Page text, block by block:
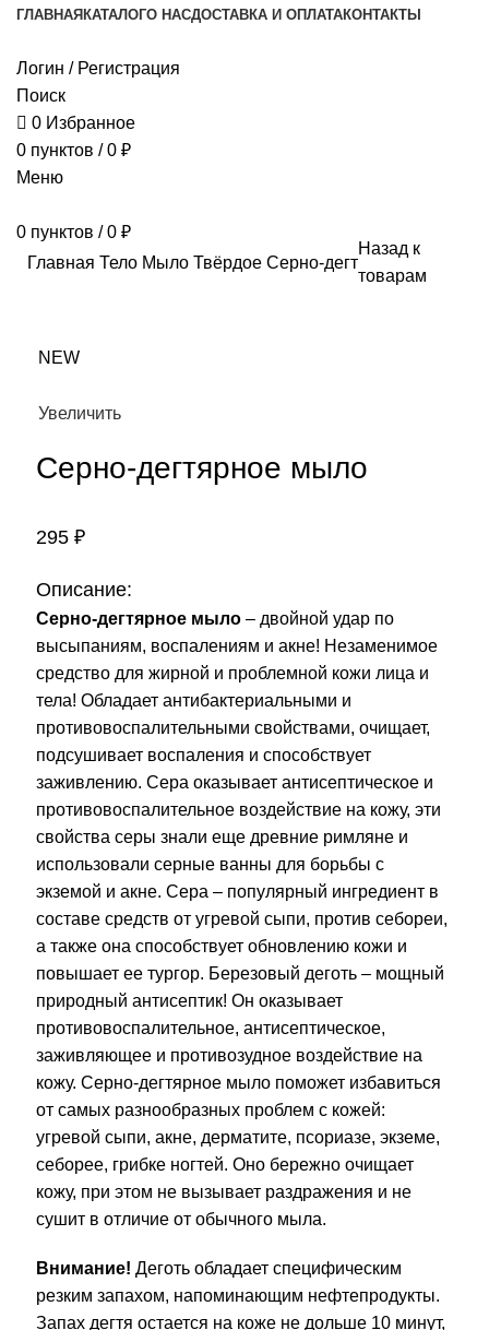
ГЛАВНАЯ КАТАЛОГО НАСДОСТАВКА И ОПЛАТАКОНТАКТЫ
Логин / Регистрация
Поиск
0 Избранное
0 пунктов / 0 ₽
Меню
0 пунктов / 0 ₽
Главная Тело Мыло Твёрдое Серно-дегтярное мыло
Назад к
товарам
NEW
Увеличить
Серно-дегтярное мыло
295 ₽
Описание:
Серно-дегтярное мыло– двойной удар по
высыпаниям, воспалениям и акне! Незаменимое
средство для жирной и проблемной кожи лица и
тела! Обладает антибактериальными и
противовоспалительными свойствами, очищает,
подсушивает воспаления и способствует
заживлению. Сера оказывает антисептическое и
противовоспалительное воздействие на кожу, эти
свойства серы знали еще древние римляне и
использовали серные ванны для борьбы с
экземой и акне. Сера – популярный ингредиент в
составе средств от угревой сыпи, против себореи,
а также она способствует обновлению кожи и
повышает ее тургор. Березовый деготь – мощный
природный антисептик! Он оказывает
противовоспалительное, антисептическое,
заживляющее и противозудное воздействие на
кожу. Серно-дегтярное мыло поможет избавиться
от самых разнообразных проблем с кожей:
угревой сыпи, акне, дерматите, псориазе, экземе,
себорее, грибке ногтей. Оно бережно очищает
кожу, при этом не вызывает раздражения и не
сушит в отличие от обычного мыла.
Внимание! Деготь обладает специфическим
резким запахом, напоминающим нефтепродукты.
Запах дегтя остается на коже не дольше 10 минут,